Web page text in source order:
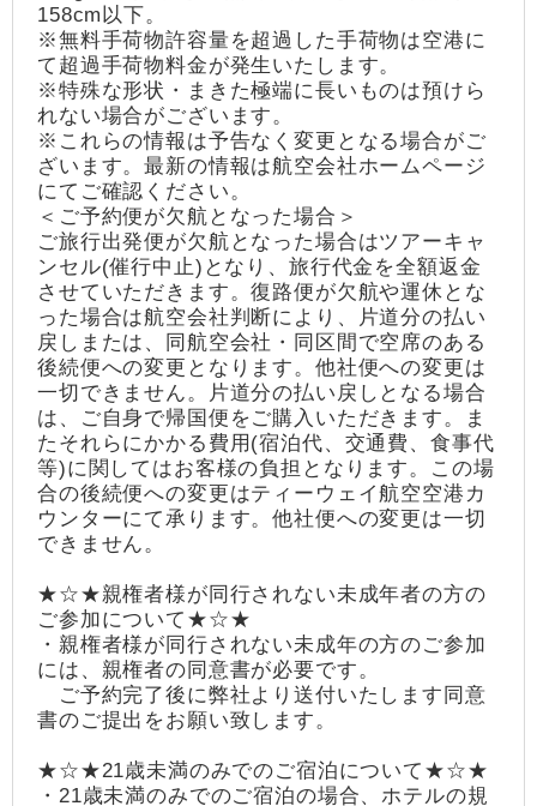
158cm以下。
※無料手荷物許容量を超過した手荷物は空港に
て超過手荷物料金が発生いたします。
※特殊な形状・まきた極端に長いものは預けら
れない場合がございます。
※これらの情報は予告なく変更となる場合がご
ざいます。最新の情報は航空会社ホームページ
にてご確認ください。
＜ご予約便が欠航となった場合＞
ご旅行出発便が欠航となった場合はツアーキャ
ンセル(催行中止)となり、旅行代金を全額返金
させていただきます。復路便が欠航や運休とな
った場合は航空会社判断により、片道分の払い
戻しまたは、同航空会社・同区間で空席のある
後続便への変更となります。他社便への変更は
一切できません。片道分の払い戻しとなる場合
は、ご自身で帰国便をご購入いただきます。ま
たそれらにかかる費用(宿泊代、交通費、食事代
等)に関してはお客様の負担となります。この場
合の後続便への変更はティーウェイ航空空港カ
ウンターにて承ります。他社便への変更は一切
できません。
★☆★親権者様が同行されない未成年者の方の
ご参加について★☆★
・親権者様が同行されない未成年の方のご参加
には、親権者の同意書が必要です。
ご予約完了後に弊社より送付いたします同意
書のご提出をお願い致します。
★☆★21歳未満のみでのご宿泊について★☆★
・21歳未満のみでのご宿泊の場合、ホテルの規